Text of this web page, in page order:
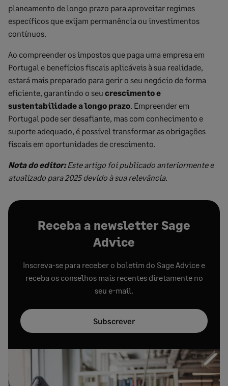
planeamento de longo prazo para aproveitar regimes
específicos que exijam permanência ou investimentos
contínuos.
Ao compreender os impostos que paga uma empresa em
Portugal e benefícios fiscais aplicáveis à sua realidade,
estará mais preparado para gerir o seu negócio de forma
eficiente, garantindo o seu crescimento e
sustentabilidade a longo prazo . Empreender em
Portugal pode ser desafiante, mas com conhecimento e
suporte adequado, é possível transformar as obrigações
fiscais em oportunidades de crescimento.
Nota do editor: Este artigo foi publicado anteriormente e
atualizado para 2025 devido à sua relevância.
Receba a newsletter Sage
Advice
Inscreva-se para receber o boletim do Sage Advice e
receba os conselhos mais recentes diretamente no
seu e-mail.
Subscrever